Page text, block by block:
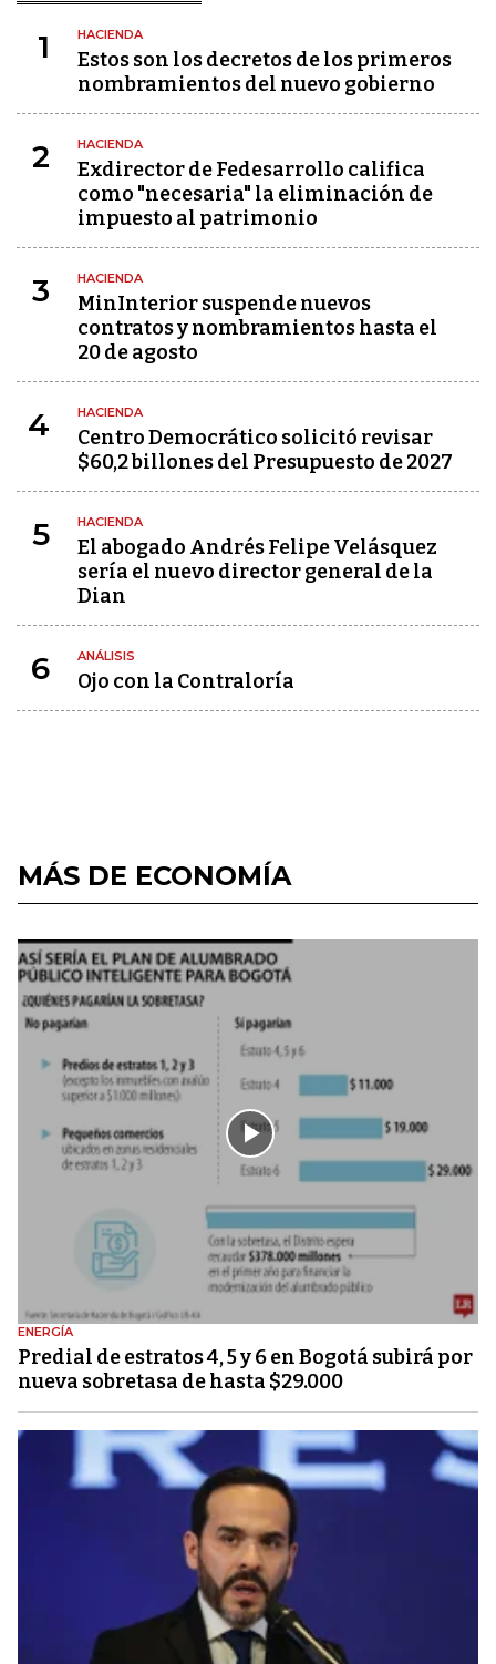
1 HACIENDA
Estos son los decretos de los primeros
nombramientos del nuevo gobierno
2 HACIENDA
Exdirector de Fedesarrollo califica
como "necesaria" la eliminación de
impuesto al patrimonio
3 HACIENDA
MinInterior suspende nuevos
contratos y nombramientos hasta el
20 de agosto
4 HACIENDA
Centro Democrático solicitó revisar
$60,2 billones del Presupuesto de 2027
5 HACIENDA
El abogado Andrés Felipe Velásquez
sería el nuevo director general de la
Dian
6 ANÁLISIS
Ojo con la Contraloría
MÁS DE ECONOMÍA
ENERGÍA
Predial de estratos 4, 5 y 6 en Bogotá subirá por
nueva sobretasa de hasta $29.000